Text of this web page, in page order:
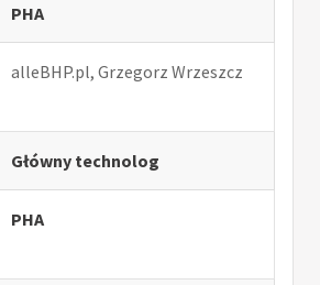
PHA
alleBHP.pl, Grzegorz Wrzeszcz
Główny technolog
PHA